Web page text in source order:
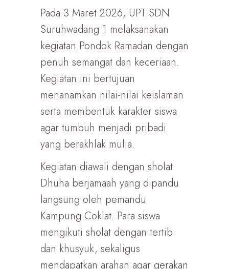
Pada 3 Maret 2026, UPT SDN
Suruhwadang 1 melaksanakan
kegiatan Pondok Ramadan dengan
penuh semangat dan keceriaan.
Kegiatan ini bertujuan
menanamkan nilai-nilai keislaman
serta membentuk karakter siswa
agar tumbuh menjadi pribadi
yang berakhlak mulia.
Kegiatan diawali dengan sholat
Dhuha berjamaah yang dipandu
langsung oleh pemandu
Kampung Coklat. Para siswa
mengikuti sholat dengan tertib
dan khusyuk, sekaligus
mendapatkan arahan agar gerakan